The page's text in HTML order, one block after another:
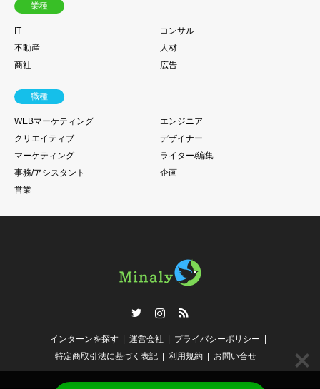
業種
IT
コンサル
不動産
人材
商社
広告
職種
WEBマーケティング
エンジニア
クリエイティブ
デザイナー
マーケティング
ライター/編集
事務/アシスタント
企画
営業
インターンを探す 運営会社
プライバシーポリシー
特定商取引法に基づく表記
利用規約 お問い合せ